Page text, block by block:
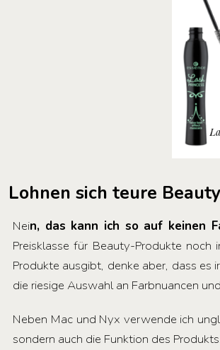
Lohnen sich teure
Nein, das kann ich so auf keinen
Preisklasse für Beauty-Produkte
Produkte ausgibt, denke aber, dass es
die riesige Auswahl an Farbnuancen
Neben Mac und Nyx verwende ich
sondern auch die Funktion des